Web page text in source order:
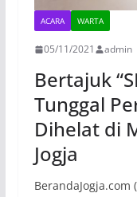
ACARA WARTA
05/11/2021 admin
Bertajuk
Tunggal
Dihelat di
Jogja
BerandaJogja.com